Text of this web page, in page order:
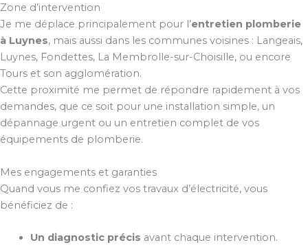
Zone d’intervention
Je me déplace principalement pour l’entretien plomberie
à Luynes, mais aussi dans les communes voisines : Langeais,
Luynes, Fondettes, La Membrolle-sur-Choisille, ou encore
Tours et son agglomération.
Cette proximité me permet de répondre rapidement à vos
demandes, que ce soit pour une installation simple, un
dépannage urgent ou un entretien complet de vos
équipements de plomberie.
Mes engagements et garanties
Quand vous me confiez vos travaux d’électricité, vous
bénéficiez de :
Un diagnostic précis avant chaque intervention.